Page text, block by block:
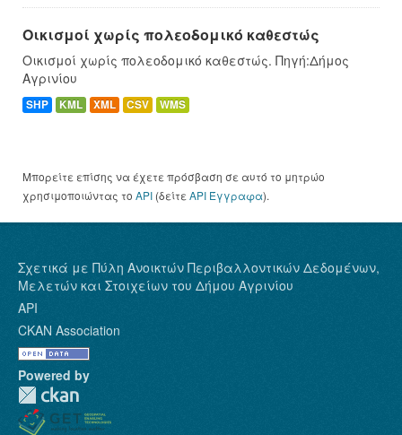
Οικισμοί χωρίς πολεοδομικό καθεστώς
Οικισμοί χωρίς πολεοδομικό καθεστώς. Πηγή:Δήμος
Αγρινίου
SHP KML XML CSV WMS
Μπορείτε επίσης να έχετε πρόσβαση σε αυτό το μητρώο
χρησιμοποιώντας το API (δείτε API Έγγραφα).
Σχετικά με Πύλη Ανοικτών Περιβαλλοντικών Δεδομένων,
Μελετών και Στοιχείων του Δήμου Αγρινίου
API
CKAN Association
Powered by